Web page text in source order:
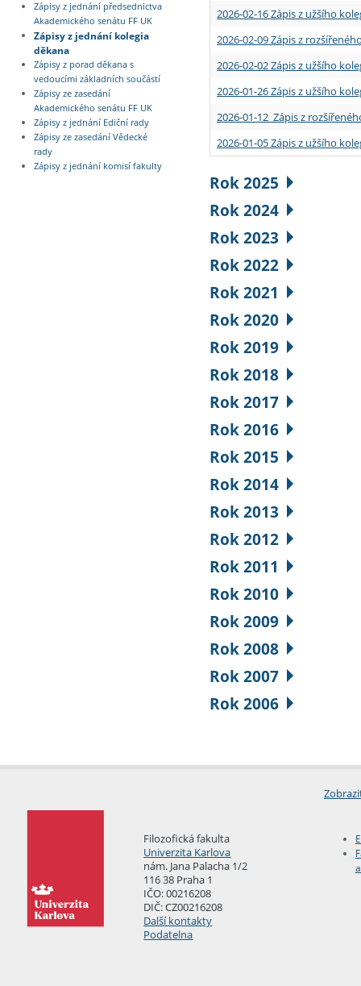
Zápisy z jednání předsednictva
Akademického senátu FF UK
Zápisy z jednání kolegia
děkana
Zápisy z porad děkana s
vedoucími základních součástí
Zápisy ze zasedání
Akademického senátu FF UK
Zápisy z jednání Ediční rady
Zápisy ze zasedání Vědecké
rady
Zápisy z jednání komisí fakulty
2026-02-16 Zápis z užšího
2026-02-09 Zápis z
2026-02-02 Zápis z užšího
2026-01-26 Zápis z užšího
2026-01-12 Zápis z
2026-01-05 Zápis z užšího
Rok 2025
Rok 2024
Rok 2023
Rok 2022
Rok 2021
Rok 2020
Rok 2019
Rok 2018
Rok 2017
Rok 2016
Rok 2015
Rok 2014
Rok 2013
Rok 2012
Rok 2011
Rok 2010
Rok 2009
Rok 2008
Rok 2007
Rok 2006
Filozofická fakulta
Univerzita Karlova
nám. Jana Palacha 1/2
116 38 Praha 1
IČO: 00216208
DIČ: CZ00216208
Další kontakty
Podatelna